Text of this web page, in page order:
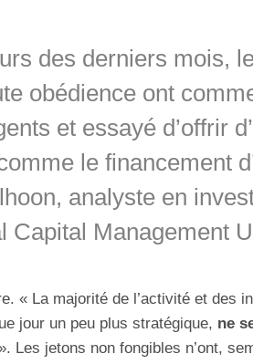
des derniers mois,
obédience ont
et essayé d’offrir
le financement
analyste en
Capital Management
« La majorité de l’activité et des
jour un peu plus stratégique, ne
Les jetons non fongibles n’ont,